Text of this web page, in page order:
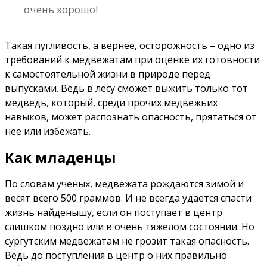
очень хорошо!
Такая пугливость, а вернее, осторожность – одно из
требований к медвежатам при оценке их готовности
к самостоятельной жизни в природе перед
выпусками. Ведь в лесу сможет выжить только тот
медведь, который, среди прочих медвежьих
навыков, может распознать опасность, прятаться от
нее или избежать.
Как младенцы
По словам ученых, медвежата рождаются зимой и
весят всего 500 граммов. И не всегда удается спасти
жизнь найденышу, если он поступает в центр
слишком поздно или в очень тяжелом состоянии. Но
сургутским медвежатам не грозит такая опасность.
Ведь до поступления в центр о них правильно